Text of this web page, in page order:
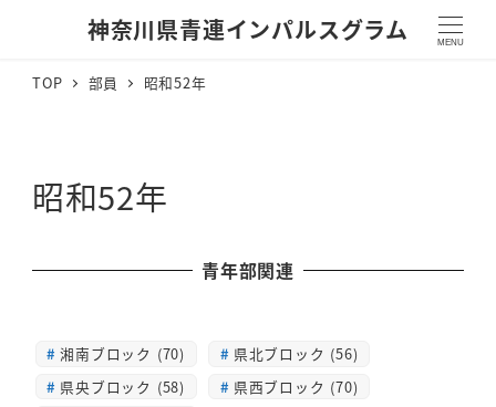
神奈川県青連インパルスグラム MENU
TOP 部員 昭和52年
昭和52年
青年部関連
湘南ブロック (70)
県北ブロック (56)
県央ブロック (58)
県西ブロック (70)